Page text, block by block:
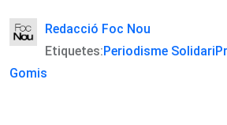
Redacció Foc Nou
Etiquetes:Periodisme Solidari
Gomis